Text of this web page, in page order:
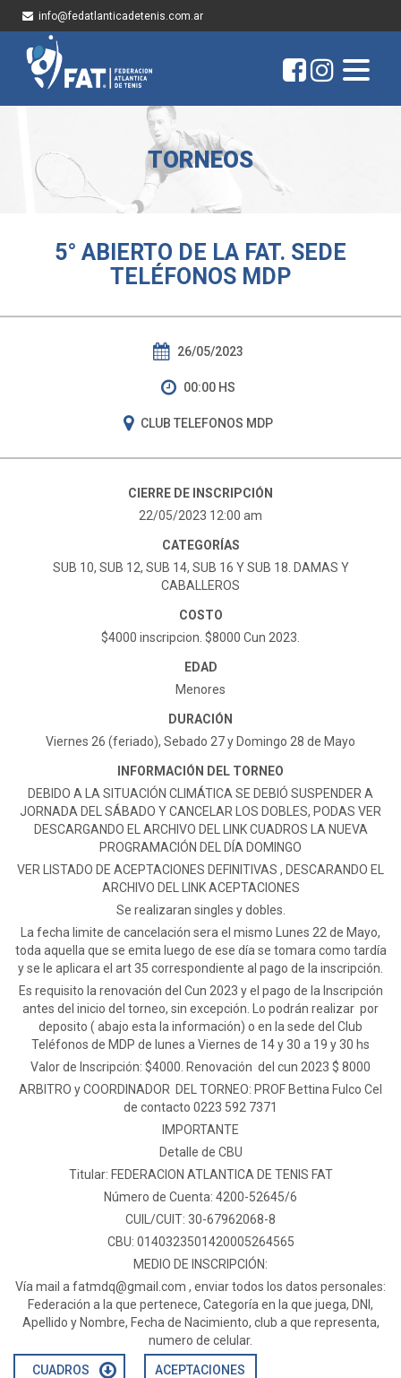
info@fedatlanticadetenis.com.ar
TORNEOS
5° ABIERTO DE LA FAT. SEDE
TELÉFONOS MDP
26/05/2023
00:00 HS
CLUB TELEFONOS MDP
CIERRE DE INSCRIPCIÓN
22/05/2023 12:00 am
CATEGORÍAS
SUB 10, SUB 12, SUB 14, SUB 16 Y SUB 18. DAMAS Y
CABALLEROS
COSTO
$4000 inscripcion. $8000 Cun 2023.
EDAD
Menores
DURACIÓN
Viernes 26 (feriado), Sebado 27 y Domingo 28 de Mayo
INFORMACIÓN DEL TORNEO
DEBIDO A LA SITUACIÓN CLIMÁTICA SE DEBIÓ SUSPENDER A
JORNADA DEL SÁBADO Y CANCELAR LOS DOBLES, PODAS VER
DESCARGANDO EL ARCHIVO DEL LINK CUADROS LA NUEVA
PROGRAMACIÓN DEL DÍA DOMINGO
VER LISTADO DE ACEPTACIONES DEFINITIVAS , DESCARANDO EL
ARCHIVO DEL LINK ACEPTACIONES
Se realizaran singles y dobles.
La fecha limite de cancelación sera el mismo Lunes 22 de Mayo,
toda aquella que se emita luego de ese día se tomara como tardía
y se le aplicara el art 35 correspondiente al pago de la inscripción.
Es requisito la renovación del Cun 2023 y el pago de la Inscripción
antes del inicio del torneo, sin excepción. Lo podrán realizar por
deposito ( abajo esta la información) o en la sede del Club
Teléfonos de MDP de lunes a Viernes de 14 y 30 a 19 y 30 hs
Valor de Inscripción: $4000. Renovación del cun 2023 $ 8000
ARBITRO y COORDINADOR DEL TORNEO: PROF Bettina Fulco Cel
de contacto 0223 592 7371
IMPORTANTE
Detalle de CBU
Titular: FEDERACION ATLANTICA DE TENIS FAT
Número de Cuenta: 4200-52645/6
CUIL/CUIT: 30-67962068-8
CBU: 0140323501420005264565
MEDIO DE INSCRIPCIÓN:
Vía mail a fatmdq@gmail.com , enviar todos los datos personales:
Federación a la que pertenece, Categoría en la que juega, DNI,
Apellido y Nombre, Fecha de Nacimiento, club a que representa,
numero de celular.
CUADROS ACEPTACIONES